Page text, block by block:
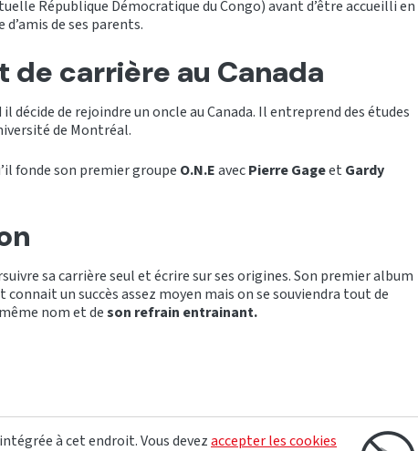
République Démocratique du Congo) avant d’être accueilli en
de ses parents.
de carrière au Canada
il décide de rejoindre un oncle au Canada. Il entreprend des études
de Montréal.
fonde son premier groupe O.N.EavecPierre Gageet Gardy
sa carrière seul et écrire sur ses origines. Son premier album
connait un succès assez moyen mais on se souviendra tout de
nom et deson refrain entrainant.
à cet endroit. Vous devezaccepter les cookies